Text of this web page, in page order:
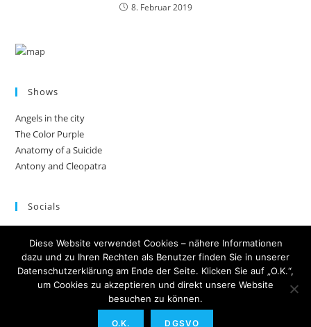
8. Februar 2019
Shows
Angels in the city
The Color Purple
Anatomy of a Suicide
Antony and Cleopatra
Socials
Twitter
YouTube
Instagram
Diese Website verwendet Cookies – nähere Informationen
dazu und zu Ihren Rechten als Benutzer finden Sie in unserer
Datenschutzerklärung am Ende der Seite. Klicken Sie auf „O.K.“,
um Cookies zu akzeptieren und direkt unsere Website
besuchen zu können.
O.K. DGSVO